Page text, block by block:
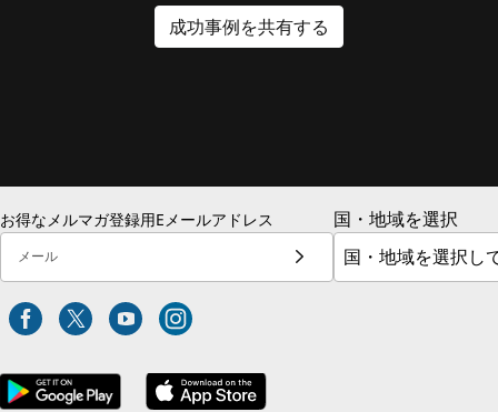
成功事例を共有する
お得なメルマガ登録用Eメールアドレス
メール
国・地域を選択